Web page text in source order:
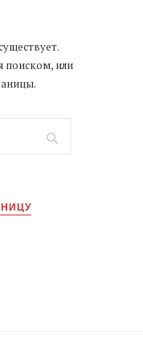
поиском, или